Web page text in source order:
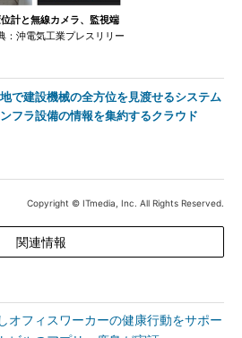
計と無線カメラ、監視端
：沖電気工業プレスリリー
で建設機械の全方位を見渡せるシステム
フラ設備の情報を集約するクラウド
Copyright © ITmedia, Inc. All Rights Reserved.
関連情報
オフィスワーカーの健康行動をサポー